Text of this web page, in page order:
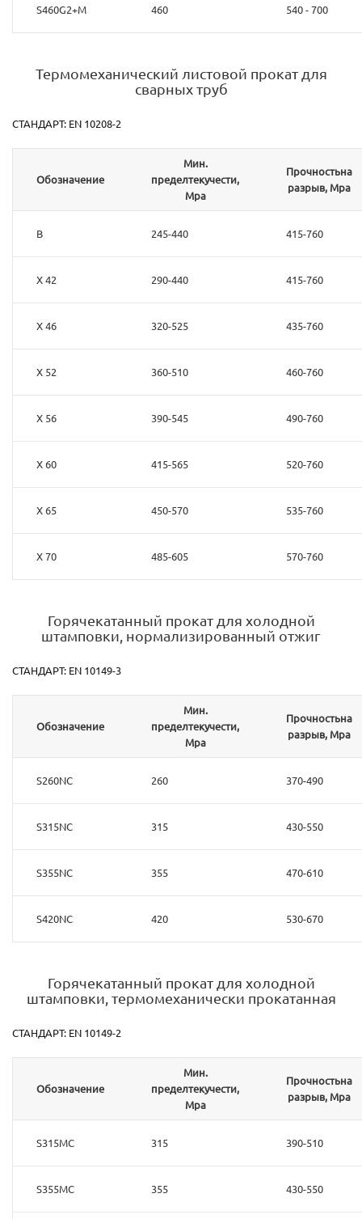
S460G2+M 460 540 - 700
Термомеханический листовой прокат для
сварных труб
СТАНДАРТ: EN 10208-2
Обозначение
Мин.
пределтекучести,
Mpa
Прочностьна
разрыв, Mpa
B 245-440 415-760
X 42 290-440 415-760
X 46 320-525 435-760
X 52 360-510 460-760
X 56 390-545 490-760
X 60 415-565 520-760
X 65 450-570 535-760
X 70 485-605 570-760
Горячекатанный прокат для холодной
штамповки, нормализированный отжиг
СТАНДАРТ: EN 10149-3
Обозначение
Мин.
пределтекучести,
Mpa
Прочностьна
разрыв, Mpa
S260NC 260 370-490
S315NC 315 430-550
S355NC 355 470-610
S420NC 420 530-670
Горячекатанный прокат для холодной
штамповки, термомеханически прокатанная
СТАНДАРТ: EN 10149-2
Обозначение
Мин.
пределтекучести,
Mpa
Прочностьна
разрыв, Mpa
S315MC 315 390-510
S355MC 355 430-550